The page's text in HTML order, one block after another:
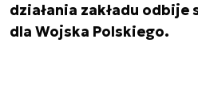
działania zakładu odbije
dla Wojska Polskiego.